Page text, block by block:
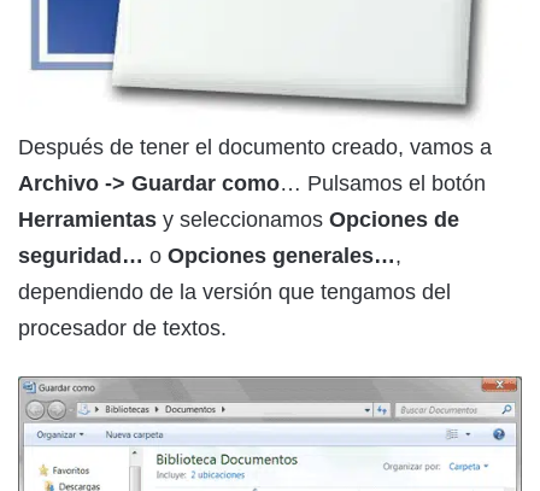
Después de tener el documento creado, vamos a
Archivo -> Guardar como… Pulsamos el botón
Herramientas y seleccionamos Opciones de
seguridad… o Opciones generales…,
dependiendo de la versión que tengamos del
procesador de textos.